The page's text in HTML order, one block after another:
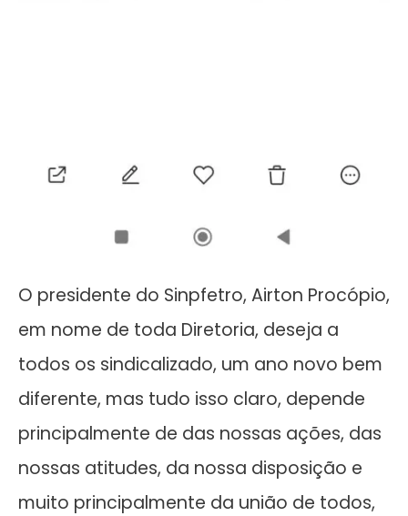
O presidente do Sinpfetro, Airton Procópio,
em nome de toda Diretoria, deseja a
todos os sindicalizado, um ano novo bem
diferente, mas tudo isso claro, depende
principalmente de das nossas ações, das
nossas atitudes, da nossa disposição e
muito principalmente da união de todos,